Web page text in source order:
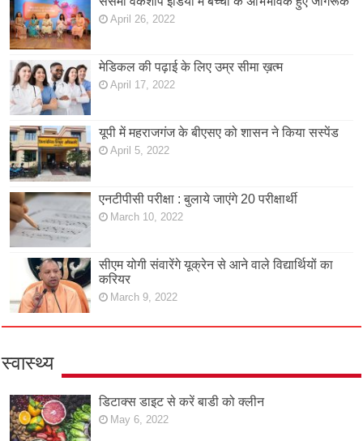
April 26, 2022
मेडिकल की पढ़ाई के लिए उम्र सीमा ख़त्म
April 17, 2022
यूपी में महराजगंज के बीएसए को शासन ने किया सस्पेंड
April 5, 2022
एनटीपीसी परीक्षा : बुलाये जाएंगे 20 परीक्षार्थी
March 10, 2022
सीएम योगी संवारेंगे यूक्रेन से आने वाले विद्यार्थियों का
करियर
March 9, 2022
स्वास्थ्य
डिटाक्स डाइट से करें बाडी को क्लीन
May 6, 2022